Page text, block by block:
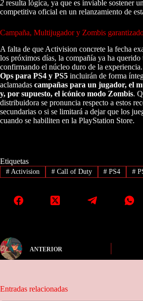
2 resulta lógica, ya que es inviable sostener
competitiva oficial en un relanzamiento de
Campaña, Multijugador y Zombis
A falta de que Activision concrete la fecha
los próximos días, la compañía ya ha
confirmando el núcleo duro de la
Ops para PS4 y PS5 incluirán de forma
aclamadas campañas para un jugador, el
y, por supuesto, el icónico modo Zombis.
distribuidora se pronuncia respecto a estos
secundarias o si se limitará a dejar que los
cuando se habiliten en la PlayStation Store.
Etiquetas
#Activision #Call of Duty # PS4 #
ANTERIOR
Entradas relacionadas